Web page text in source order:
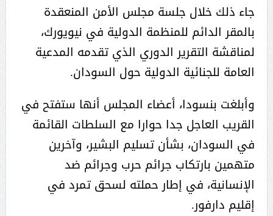
جاء ذلك خلال جلسة مجلس الأمن المنعقدة
بالمقر الدائم للمنظمة الدولية في نيويورك،
لمناقشة التقرير الدوري الذي تقدمه المدعية
العامة للجنائية الدولية حول السودان.
وأبلغت بنسودا، أعضاء المجلس أنها ستفتح في
القريب العاجل جدا حوارا مع السلطات القائمة
في السودان، بشأن تسليم البشير، وآخرين
متهمين بارتكاب جرائم حرب وجرائم ضد
الإنسانية، في إطار حملته لسحق تمرد في
إقليم دارفور.